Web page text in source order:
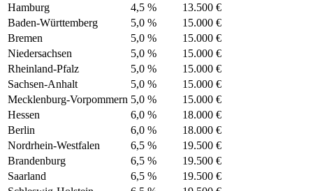
Hamburg
4,5 %
13.500 €
Baden-Württemberg
5,0 %
15.000 €
Bremen
5,0 %
15.000 €
Niedersachsen
5,0 %
15.000 €
Rheinland-Pfalz
5,0 %
15.000 €
Sachsen-Anhalt
5,0 %
15.000 €
Mecklenburg-Vorpommern 5,0 %
15.000 €
Hessen
6,0 %
18.000 €
Berlin
6,0 %
18.000 €
Nordrhein-Westfalen
6,5 %
19.500 €
Brandenburg
6,5 %
19.500 €
Saarland
6,5 %
19.500 €